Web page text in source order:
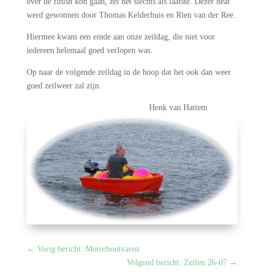
werd gewonnen door Thomas Kelderhuis en Rien van der Ree.
Hiermee kwam een einde aan onze zeildag, die niet voor
iedereen helemaal goed verlopen was.
Op naar de volgende zeildag in de hoop dat het ook dan weer
goed zeilweer zal zijn.
Henk van Hattem
← Vorig bericht: Motorbootvaren
Volgend bericht: Zeilen 26-07 →